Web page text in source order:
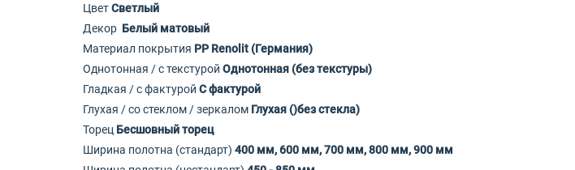
ЦветСветлый
Декор Белый матовый
Материал покрытия PP Renolit (Германия)
Однотонная / с текстурой Однотонная (без текстуры)
Гладкая / с фактурой С фактурой
Глухая / со стеклом / зеркалом Глухая ()без стекла)
Торец Бесшовный торец
Ширина полотна (стандарт) 400 мм, 600 мм, 700 мм, 800 мм, 900 мм